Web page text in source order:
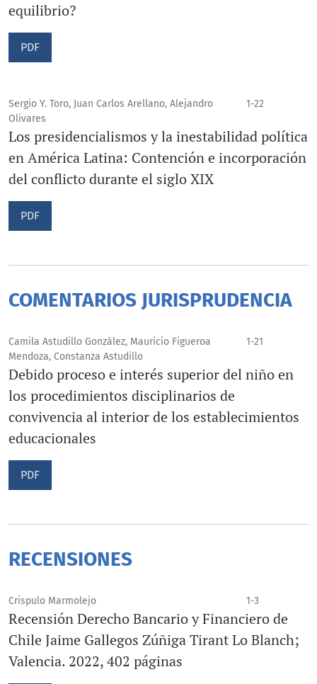
equilibrio?
PDF
Sergio Y. Toro, Juan Carlos Arellano, Alejandro
Olivares
1-22
Los presidencialismos y la inestabilidad política
en América Latina: Contención e incorporación
del conflicto durante el siglo XIX
PDF
COMENTARIOS JURISPRUDENCIA
Camila Astudillo González, Mauricio Figueroa
Mendoza, Constanza Astudillo
1-21
Debido proceso e interés superior del niño en
los procedimientos disciplinarios de
convivencia al interior de los establecimientos
educacionales
PDF
RECENSIONES
Crispulo Marmolejo 1-3
Recensión Derecho Bancario y Financiero de
Chile Jaime Gallegos Zúñiga Tirant Lo Blanch;
Valencia. 2022, 402 páginas